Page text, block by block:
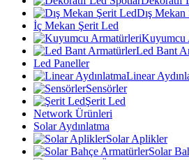
Dış Mekan
İç Mekan Şerit Led
Kuyumcu
Led Bant
Led Paneller
Linear
Sensörler
Şerit Led
Network Ürünleri
Solar Aydınlatma
Solar Aplikler
Solar